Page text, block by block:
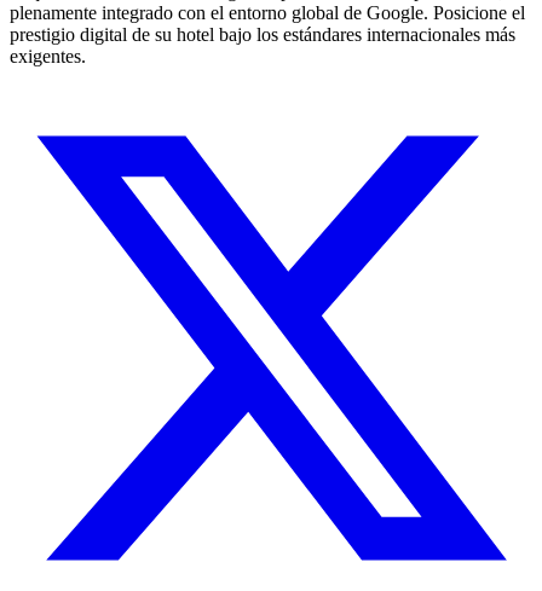
plenamente integrado con el entorno global de Google. Posicione el
prestigio digital de su hotel bajo los estándares internacionales más
exigentes.